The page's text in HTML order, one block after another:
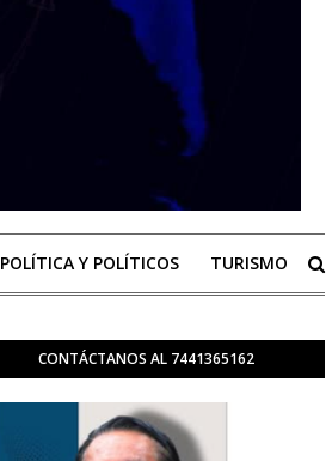
POLÍTICA Y POLÍTICOS TURISMO
CONTÁCTANOS AL 7441365162